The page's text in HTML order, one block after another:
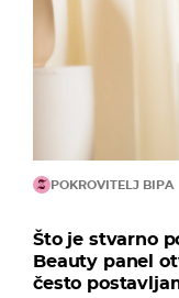
POKROVITELJ BIPA
Što je stvarno
Beauty panel
često